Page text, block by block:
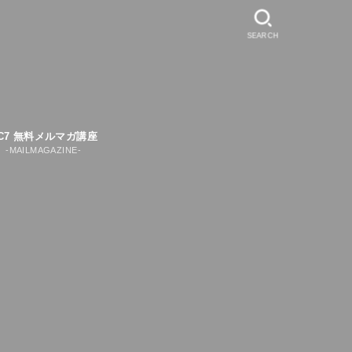
無料メルマガ講座
-MAILMAGAZINE-
SEARCH